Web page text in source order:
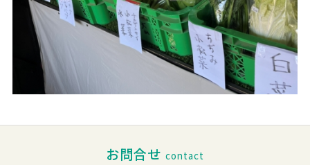
お問合せ contact